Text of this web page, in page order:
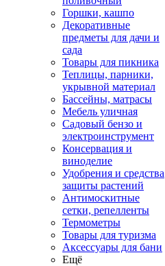
Горшки, кашпо
Декоративные
предметы для дачи и
сада
Товары для пикника
Теплицы, парники,
укрывной материал
Бассейны, матрасы
Мебель уличная
Садовый бензо и
электроинструмент
Консервация и
виноделие
Удобрения и средства
защиты растений
Антимоскитные
сетки, репелленты
Термометры
Товары для туризма
Аксессуары для бани
Ещё